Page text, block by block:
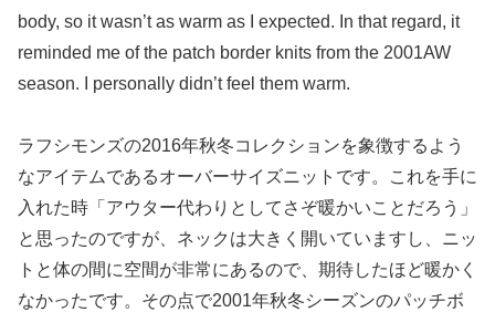
body, so it wasn’t as warm as I expected. In that regard, it
reminded me of the patch border knits from the 2001AW
season. I personally didn’t feel them warm.
ラフシモンズの2016年秋冬コレクションを象徴するよう
なアイテムであるオーバーサイズニットです。これを手に
入れた時「アウター代わりとしてさぞ暖かいことだろう」
と思ったのですが、ネックは大きく開いていますし、ニッ
トと体の間に空間が非常にあるので、期待したほど暖かく
なかったです。その点で2001年秋冬シーズンのパッチボ